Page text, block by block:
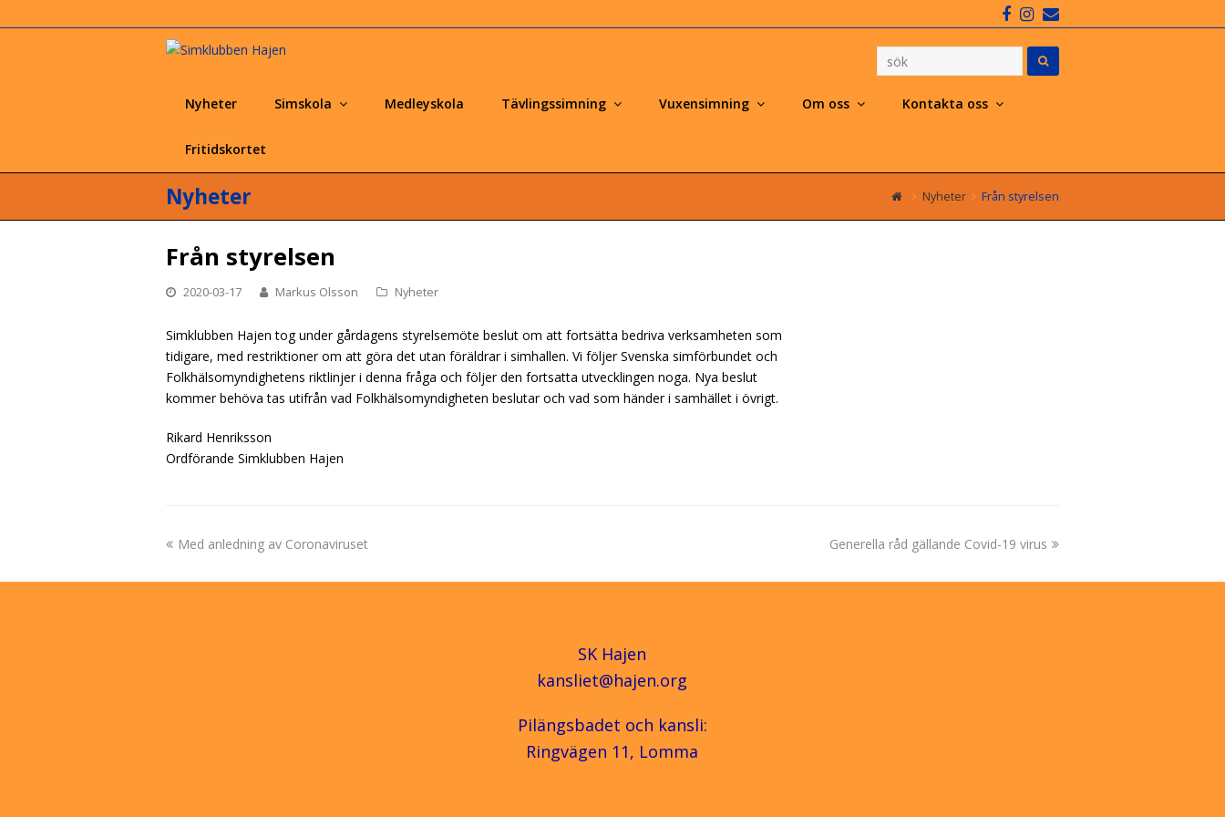
Facebook
Instagram
Email
Nyheter Simskola Medleyskola Tävlingssimning Vuxensimning Om oss Kontakta oss
Fritidskortet
Nyheter Nyheter Från styrelsen
Från styrelsen
2020-03-17 Markus Olsson Nyheter
Simklubben Hajen tog under gårdagens styrelsemöte beslut om att fortsätta bedriva verksamheten som
tidigare, med restriktioner om att göra det utan föräldrar i simhallen. Vi följer Svenska simförbundet och
Folkhälsomyndighetens riktlinjer i denna fråga och följer den fortsatta utvecklingen noga. Nya beslut
kommer behöva tas utifrån vad Folkhälsomyndigheten beslutar och vad som händer i samhället i övrigt.
Rikard Henriksson
Ordförande Simklubben Hajen
previous
Med anledning av Coronaviruset
next
Generella råd gällande Covid-19 virus
SK Hajen
kansliet@hajen.org
Pilängsbadet och kansli:
Ringvägen 11, Lomma